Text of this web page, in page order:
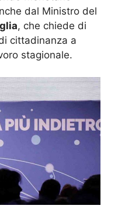
dal Ministro del
, che chiede di
cittadinanza a
stagionale.